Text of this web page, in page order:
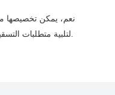
نعم، يمكن تخصيصها